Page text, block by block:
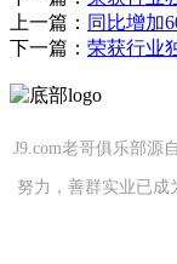
上一篇： 同比增加
下一篇： 荣获行业
J9.com老哥俱乐部源
努力，善群实业已成